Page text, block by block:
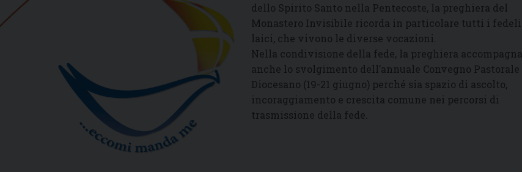
dello Spirito Santo nella Pentecoste, la preghiera del
Monastero Invisibile ricorda in particolare tutti i fedeli
laici, che vivono le diverse vocazioni.
Nella condivisione della fede, la preghiera accompagna
anche lo svolgimento dell’annuale Convegno Pastorale
Diocesano (19-21 giugno) perché sia spazio di ascolto,
incoraggiamento e crescita comune nei percorsi di
trasmissione della fede.